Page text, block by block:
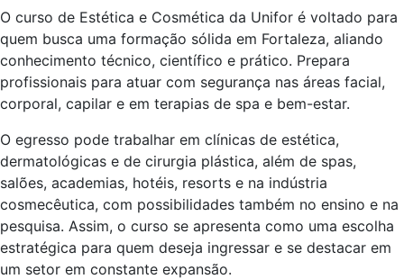
O curso de Estética e Cosmética da Unifor é voltado para
quem busca uma formação sólida em Fortaleza, aliando
conhecimento técnico, científico e prático. Prepara
profissionais para atuar com segurança nas áreas facial,
corporal, capilar e em terapias de spa e bem-estar.
O egresso pode trabalhar em clínicas de estética,
dermatológicas e de cirurgia plástica, além de spas,
salões, academias, hotéis, resorts e na indústria
cosmecêutica, com possibilidades também no ensino e na
pesquisa. Assim, o curso se apresenta como uma escolha
estratégica para quem deseja ingressar e se destacar em
um setor em constante expansão.